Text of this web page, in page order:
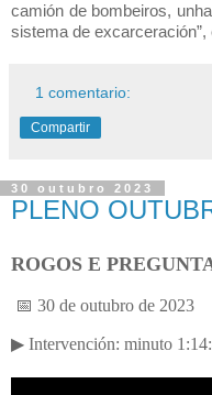
camión de bombeiros,
sistema de
1 comentario:
Compartir
30 outubro 2023
PLENO
ROGOS E
📅 30 de outubro de 2023
▶ Intervención: minuto